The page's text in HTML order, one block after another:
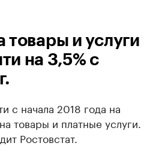
товары и услуги
на 3,5% с
с начала 2018 года на
товары и платные услуги.
Ростовстат.